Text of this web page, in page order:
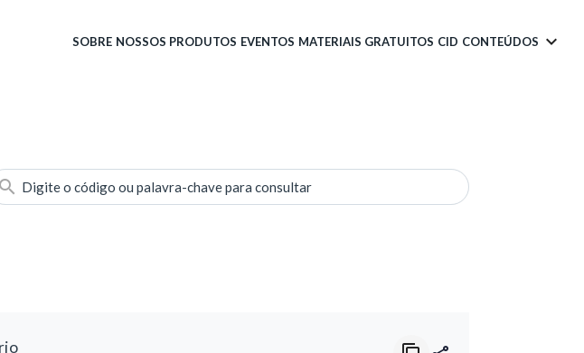
SOBRE NOSSOS PRODUTOS EVENTOS MATERIAIS GRATUITOS CID CONTEÚDOS
Digite o código ou palavra-chave para consultar